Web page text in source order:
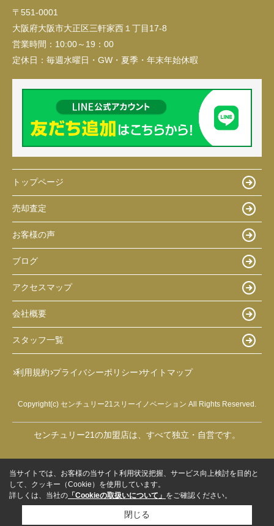
〒551-0001
大阪府大阪市大正区三軒家西１丁目17-8
営業時間： 10:00～19：00
定休日： 毎週水曜日・GW・夏季・年末年始休暇
トップページ
売却査定
お客様の声
ブログ
アクセスマップ
会社概要
スタッフ一覧
利用規約 プライバシーポリシー サイトマップ
Copyright(c) センチュリー21スリーイノベーション All Rights Reserved.
センチュリー21の加盟店は、すべて独立・自営です。
当サイトでは、お客様の当サイト利用状況把握、サービス向上検討を目的と
して、クッキー（Cookie）を使用しています。
詳しくは、当社の 「Cookieの取扱いについて」 をご確認ください。
閉じる